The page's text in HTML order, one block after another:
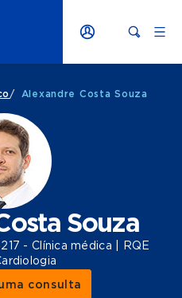
/ Alexandre Costa Souza
Souza
- Clínica médica | RQE
consulta